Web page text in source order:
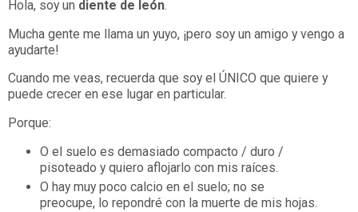
Hola, soy un diente de león.
Mucha gente me llama un yuyo, ¡pero soy un amigo y vengo a
ayudarte!
Cuando me veas, recuerda que soy el ÚNICO que quiere y
puede crecer en ese lugar en particular.
Porque:
O el suelo es demasiado compacto / duro /
pisoteado y quiero aflojarlo con mis raíces.
O hay muy poco calcio en el suelo; no se
preocupe, lo repondré con la muerte de mis hojas.